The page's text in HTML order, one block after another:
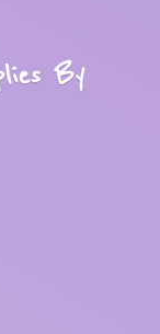
By